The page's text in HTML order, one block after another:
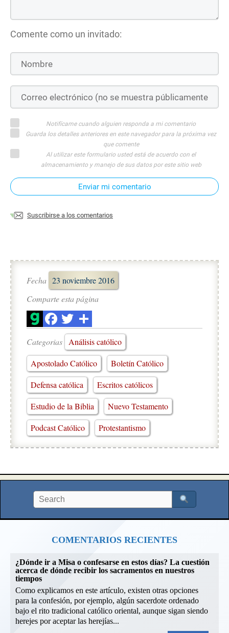
Comente como un invitado:
Notifícame cuando alguien responda a mi comentario
Guarda los detalles anteriores en este navegador para la próxima vez
que comente
Al utilizar este formulario usted está de acuerdo con el
almacenamiento y manejo de sus datos por este sitio web
Enviar mi comentario
Suscribirse a los comentarios
Fecha 23 noviembre 2016
Comparte esta página
Categorias
Análisis católico
Apostolado Católico
Boletín Católico
Defensa católica
Escritos católicos
Estudio de la Biblia
Nuevo Testamento
Podcast Católico
Protestantismo
COMENTARIOS RECIENTES
¿Dónde ir a Misa o confesarse en estos días? La cuestión
acerca de dónde recibir los sacramentos en nuestros
tiempos
Como explicamos en este artículo, existen otras opciones
para la confesión, por ejemplo, algún sacerdote ordenado
bajo el rito tradicional católico oriental, aunque sigan siendo
herejes por aceptar las herejías...